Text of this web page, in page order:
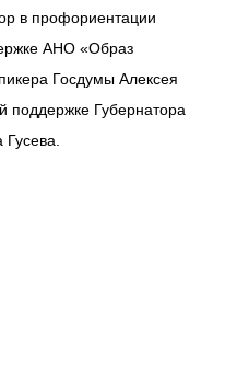
в профориентации
АНО «Образ
Госдумы Алексея
поддержке Губернатора